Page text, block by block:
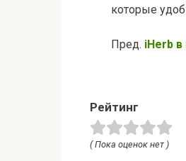
которые
Пред. iHerb в
Рейтинг
( Пока оценок нет )